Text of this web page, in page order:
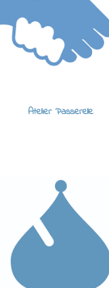
Atelier Passerelle